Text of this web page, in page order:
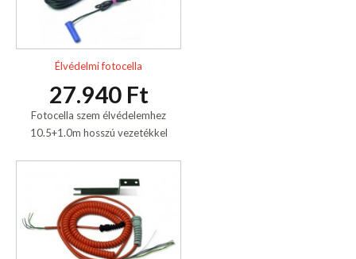
Élvédelmi fotocella
27.940 Ft
Fotocella szem élvédelemhez
10.5+1.0m hosszú vezetékkel